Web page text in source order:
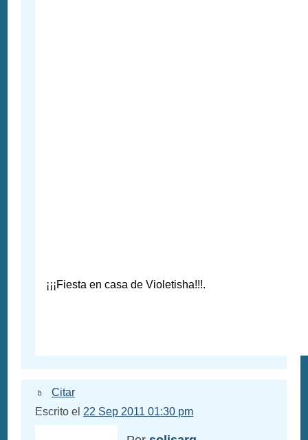
¡¡¡Fiesta en casa de Violetisha!!!.
Citar
Escrito el 22 Sep 2011 01:30 pm